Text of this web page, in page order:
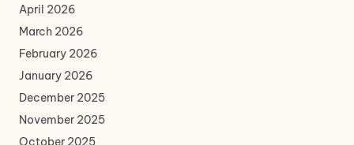
April 2026
March 2026
February 2026
January 2026
December 2025
November 2025
October 2025